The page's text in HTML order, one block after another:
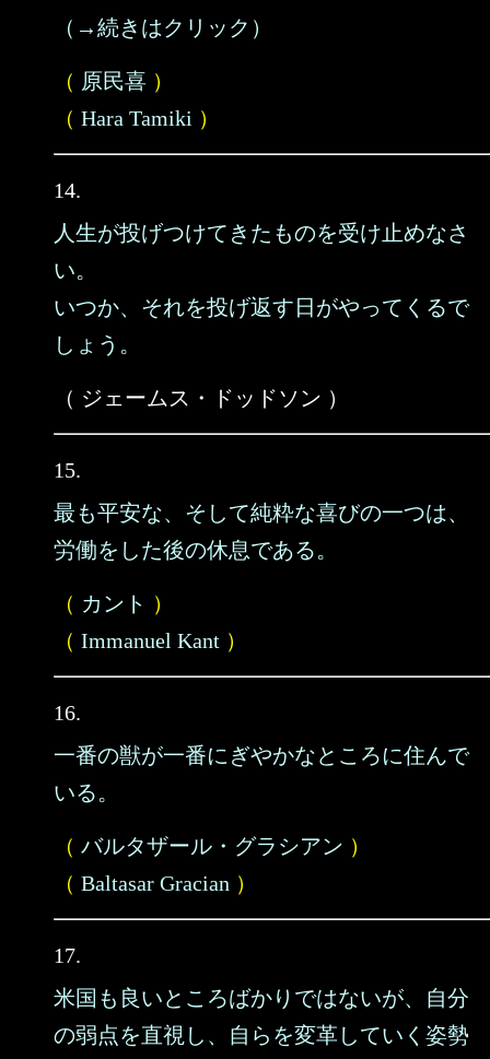
（→続きはクリック）
（ 原民喜 ）
（ Hara Tamiki ）
14.
人生が投げつけてきたものを受け止めなさ
い。
いつか、それを投げ返す日がやってくるで
しょう。
（ ジェームス・ドッドソン ）
15.
最も平安な、そして純粋な喜びの一つは、
労働をした後の休息である。
（ カント ）
（ Immanuel Kant ）
16.
一番の獣が一番にぎやかなところに住んで
いる。
（ バルタザール・グラシアン ）
（ Baltasar Gracian ）
17.
米国も良いところばかりではないが、自分
の弱点を直視し、自らを変革していく姿勢